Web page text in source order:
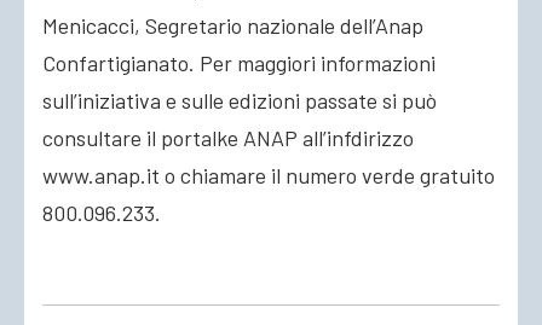
Menicacci, Segretario nazionale dell’Anap
Confartigianato. Per maggiori informazioni
sull’iniziativa e sulle edizioni passate si può
consultare il portalke ANAP all’infdirizzo
www.anap.it o chiamare il numero verde gratuito
800.096.233.